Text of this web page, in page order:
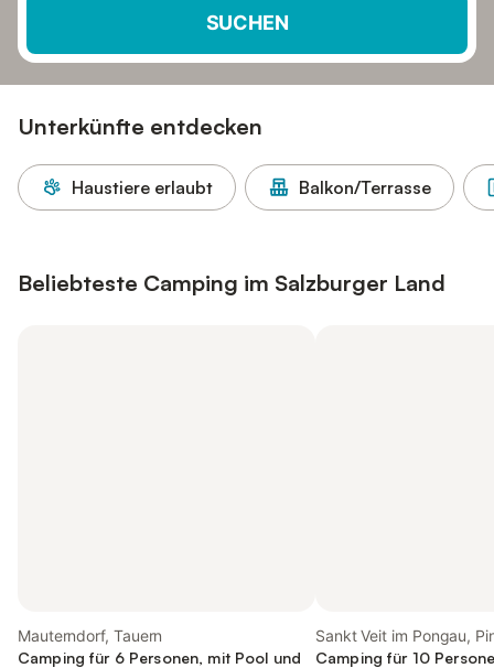
SUCHEN
Unterkünfte entdecken
Haustiere erlaubt Balkon/Terrasse
Beliebteste Camping im Salzburger Land
Mauterndorf, Tauern
Camping für 6 Personen, mit Pool und
Sankt Veit im Pongau,
Camping für 10